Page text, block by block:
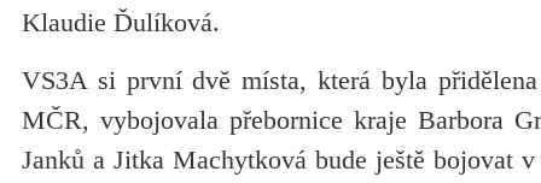
Klaudie Ďulíková.
VS3A si první dvě místa, která byla
MČR, vybojovala přebornice kraje Barbora
Janků a Jitka Machytková bude ještě bojovat